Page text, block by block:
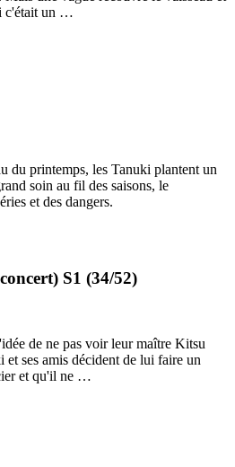
c'était un …
du printemps, les Tanuki plantent un
soin au fil des saisons, le
et des dangers.
S1 (34/52)
de ne pas voir leur maître Kitsu
et ses amis décident de lui faire un
et qu'il ne …